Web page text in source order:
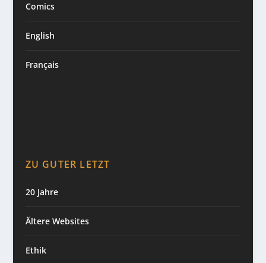
Comics
English
Français
ZU GUTER LETZT
20 Jahre
Ältere Websites
Ethik